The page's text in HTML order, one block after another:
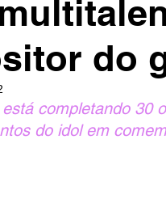
do
completando 30
do idol em